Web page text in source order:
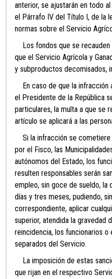
anterior, se ajustarán en todo
el Párrafo IV del Título I, de la
normas sobre el Servicio
Los fondos que se
que el Servicio Agrícola y
y subproductos decomisados,
En caso de que la infracción
el Presidente de la República
particulares, la multa a que se
artículo se aplicará a las
Si la infracción se cometiere
por el Fisco, las
autónomos del Estado, los
resulten responsables serán
empleo, sin goce de sueldo,
días y tres meses, pudiendo,
correspondiente, aplicar
superior, atendida la gravedad
reincidencia, los funcionarios o
separados del Servicio.
La imposición de estas
que rijan en el respectivo